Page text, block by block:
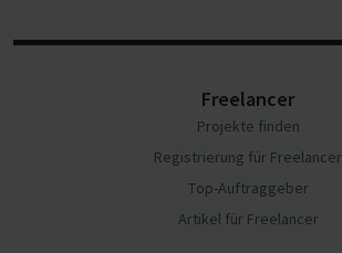
Freelancer
Projekte finden
Registrierung für Freelancer
Top-Auftraggeber
Artikel für Freelancer